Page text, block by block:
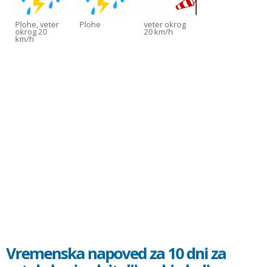
Plohe, veter
okrog 20
km/h
Plohe veter okrog
20 km/h
Vremenska napoved za 10 dni za